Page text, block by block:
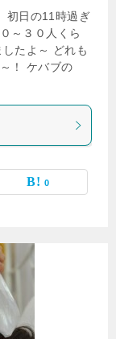
初日の11時過ぎ
～３０人くら
たよ～ どれも
！ ケバブの
0